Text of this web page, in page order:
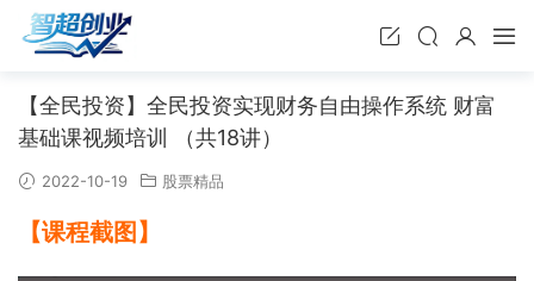
【全民投资】全民投资实现财务自由操作系统 财富
基础课视频培训 （共18讲）
2022-10-19 股票精品
【课程截图】